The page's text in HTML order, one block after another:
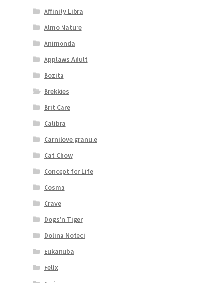
Affinity Libra
Almo Nature
Animonda
Applaws Adult
Bozita
Brekkies
Brit Care
Calibra
Carnilove granule
Cat Chow
Concept for Life
Cosma
Crave
Dogs'n Tiger
Dolina Noteci
Eukanuba
Felix